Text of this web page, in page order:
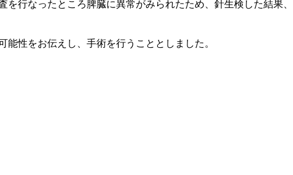
行なったところ脾臓に異常がみられたため、針生検した結果、
性をお伝えし、手術を行うこととしました。